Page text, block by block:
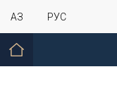
ҚАЗ РУС